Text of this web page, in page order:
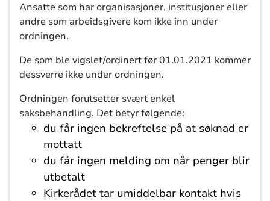
Ansatte som har organisasjoner, institusjoner eller
andre som arbeidsgivere kom ikke inn under
ordningen.
De som ble vigslet/ordinert før 01.01.2021 kommer
dessverre ikke under ordningen.
Ordningen forutsetter svært enkel
saksbehandling. Det betyr følgende:
du får ingen bekreftelse på at søknad er
mottatt
du får ingen melding om når penger blir
utbetalt
Kirkerådet tar umiddelbar kontakt hvis